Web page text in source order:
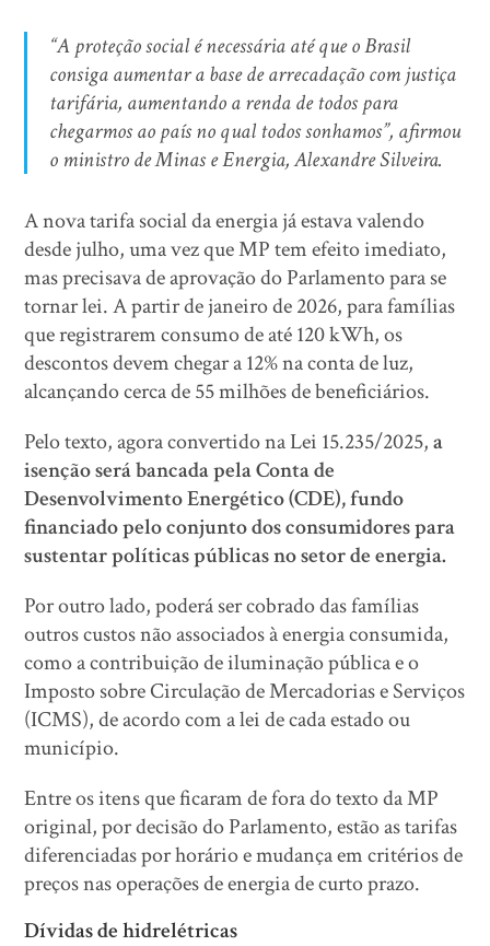
“A proteção social é necessária até que o Brasil
consiga aumentar a base de arrecadação com justiça
tarifária, aumentando a renda de todos para
chegarmos ao país no qual todos sonhamos”, afirmou
o ministro de Minas e Energia, Alexandre Silveira.
A nova tarifa social da energia já estava valendo
desde julho, uma vez que MP tem efeito imediato,
mas precisava de aprovação do Parlamento para se
tornar lei. A partir de janeiro de 2026, para famílias
que registrarem consumo de até 120 kWh, os
descontos devem chegar a 12% na conta de luz,
alcançando cerca de 55 milhões de beneficiários.
Pelo texto, agora convertido na Lei 15.235/2025,a
isenção será bancada pela Conta de
Desenvolvimento Energético (CDE), fundo
financiado pelo conjunto dos consumidores para
sustentar políticas públicas no setor de energia.
Por outro lado, poderá ser cobrado das famílias
outros custos não associados à energia consumida,
como a contribuição de iluminação pública e o
Imposto sobre Circulação de Mercadorias e Serviços
(ICMS), de acordo com a lei de cada estado ou
município.
Entre os itens que ficaram de fora do texto da MP
original, por decisão do Parlamento, estão as tarifas
diferenciadas por horário e mudança em critérios de
preços nas operações de energia de curto prazo.
Dívidas de hidrelétricas